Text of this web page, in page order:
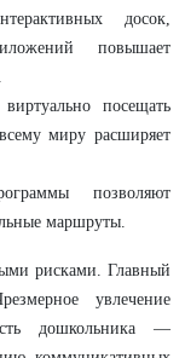
досок,
повышает
посещать
миру расширяет
позволяют
маршруты.
рисками. Главный
увлечение
дошкольника —